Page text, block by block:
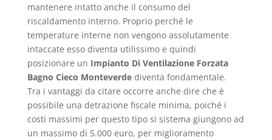
mantenere intatto anche il consumo del
riscaldamento interno. Proprio perché le
temperature interne non vengono assolutamente
intaccate esso diventa utilissimo e quindi
posizionare un Impianto Di Ventilazione Forzata
Bagno Cieco Monteverdediventa fondamentale.
Tra i vantaggi da citare occorre anche dire che è
possibile una detrazione fiscale minima, poiché i
costi massimi per questo tipo si sistema giungono ad
un massimo di 5.000 euro, per miglioramento